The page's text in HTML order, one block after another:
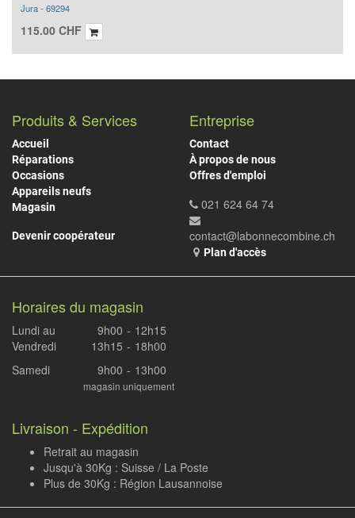
Jura - 69294
115.00 CHF
Produits & Services
Accueil
Réparations
Occasions
Appareils neufs
Magasin
Devenir coopérateur
Entreprise
Contact
À propos de nous
Offres d'emploi
021 624 64 74
contact@labonnecombine.ch
Plan d'accès
Horaires du magasin
Lundi au
Vendredi
9h00
13h15
-
-
12h15
18h00
Samedi
9h00 - 13h00
magasin uniquement
Livraison - Expédition
Retrait au magasin
Jusqu'à 30Kg : Suisse / La Poste
Plus de 30Kg : Région Lausannoise